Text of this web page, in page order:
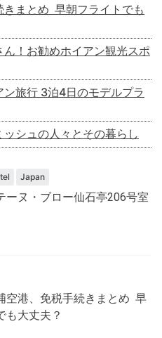
きまとめ 早朝フライトでも
ん！お勧めホイアン観光スポ
ン旅行 3泊4日のモデルプラ
シュの人々とその暮らし
Japan
ーヌ・ブロー仙石亭206号室
空港、免税手続きまとめ 早
も大丈夫？